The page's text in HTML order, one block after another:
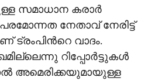
സമാധാന കരാർ
നേതാവ് നേരിട്ട്
ട്രംപിന്‍റെ വാദം.
റിപ്പോർട്ടുകൾ
അമെരിക്കയുമായുള്ള